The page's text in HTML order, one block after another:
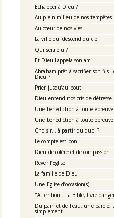
Echapper à Dieu ?
Au plein milieu de nos tempêtes
Au cœur de nos vies
La ville qui descend du ciel
Qui sera élu ?
Et Dieu l'appela son ami
Abraham prêt à sacrifier son fils :
Dieu ?
Prier jusqu’au bout
Dieu entend nos cris de détresse
Une bénédiction à toute épreuve
Une bénédiction à toute épreuve
Choisir... à partir du quoi ?
Le compte est bon
Dieu de colère et de compassion
Rêver l’Eglise
La famille de Dieu
Une Eglise d’occasion(s)
"Attention... la Bible, livre
Du pain et de l'eau, une parole,
simplement.